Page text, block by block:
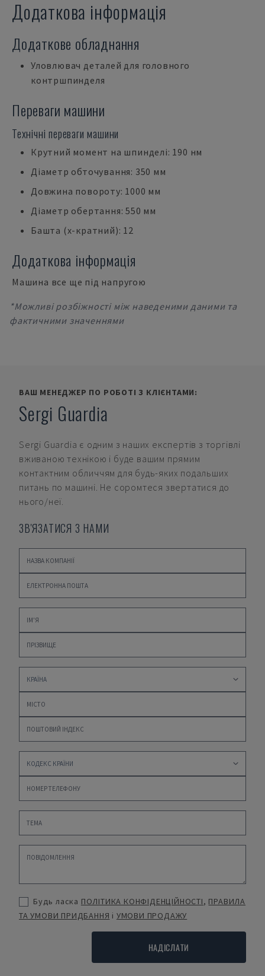
Додаткова інформація
Додаткове обладнання
Уловлювач деталей для головного
контршпинделя
Переваги машини
Технічні переваги машини
Крутний момент на шпинделі: 190 нм
Діаметр обточування: 350 мм
Довжина повороту: 1000 мм
Діаметр обертання: 550 мм
Башта (х-кратний): 12
Додаткова інформація
Машина все ще під напругою
*Можливі розбіжності між наведеними даними та
фактичними значеннями
ВАШ МЕНЕДЖЕР ПО РОБОТІ З КЛІЄНТАМИ:
Sergi Guardia
Sergi Guardia є одним з наших експертів з торгівлі
вживаною технікою і буде вашим прямим
контактним обличчям для будь-яких подальших
питань по машині. Не соромтеся звертатися до
нього/неї.
ЗВ'ЯЗАТИСЯ З НАМИ
Будь ласка ПОЛІТИКА КОНФІДЕНЦІЙНОСТІ, ПРАВИЛА
ТА УМОВИ ПРИДБАННЯ і УМОВИ ПРОДАЖУ
НАДІСЛАТИ